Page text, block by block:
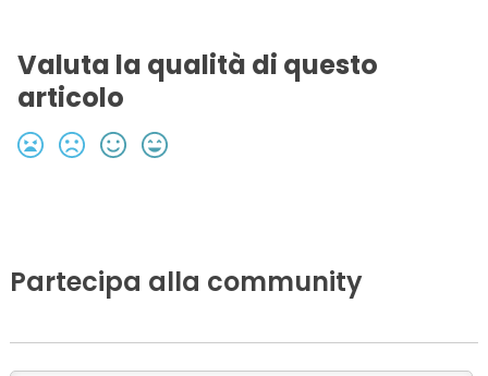
Valuta la qualità di questo
articolo
Partecipa alla community